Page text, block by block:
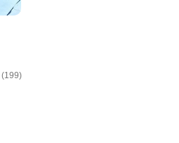
(199)